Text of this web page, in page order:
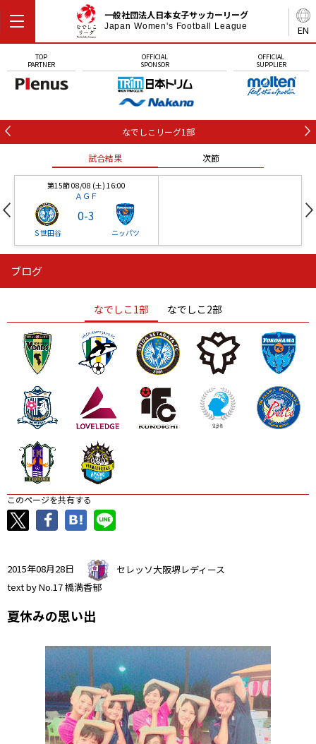
EN
一般社団法人日本女子サッカーリーグ
Japan Women's Football League
TOP
PARTNER
OFFICIAL
SPONSOR
OFFICIAL
SUPPLIER
なでしこリーグ1部
試合結果 次節
第15節 08/08 (土) 16:00
ＡＧＦ
Ｓ世田谷
0-3
ニッパツ
ニッパツ
ニッパツ 名古屋
石人の星
静岡 愛媛Ｌ
ブログ
なでしこ1部 なでしこ2部
このページを共有する
2015年08月28日
セレッソ大阪堺レディース
text by No.17 橋満香郁
夏休みの思い出